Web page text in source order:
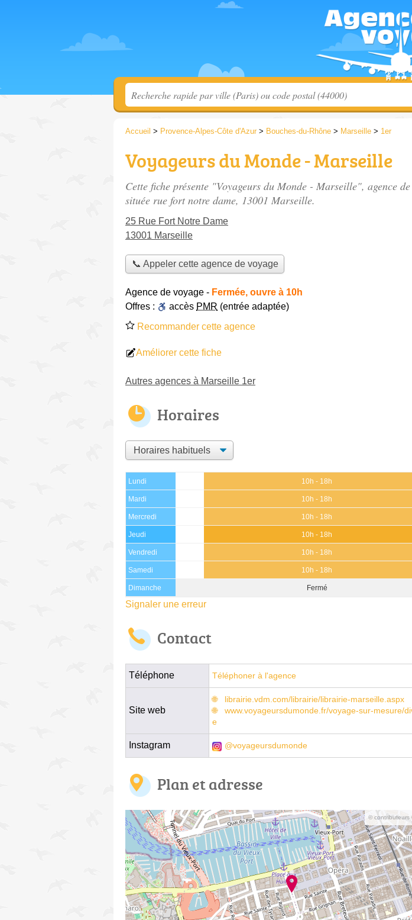
Accueil > Provence-Alpes-Côte d'Azur > Bouches-du-Rhône > Marseille > 1er
Voyageurs du Monde - Marseille
Cette fiche présente "Voyageurs du Monde - Marseille", agence
située rue fort notre dame, 13001 Marseille.
25 Rue Fort Notre Dame
13001 Marseille
📞 Appeler cette agence de voyage
Agence de voyage - Fermée, ouvre à 10h
Offres :
accès PMR (entrée adaptée)
Recommander cette agence
Améliorer cette fiche
Autres agences à Marseille 1er
Horaires
Lundi 10h - 18h
Mardi 10h - 18h
Mercredi 10h - 18h
Jeudi 10h - 18h
Vendredi 10h - 18h
Samedi 10h - 18h
Dimanche Fermé
Signaler une erreur
Contact
Téléphone Téléphoner à l'agence
Site web
librairie.vdm.com/librairie/librairie-marseille.aspx
www.voyageursdumonde.fr/voyage-sur-mesure/
e
Instagram @voyageursdumonde
Plan et adresse
© contributeurs